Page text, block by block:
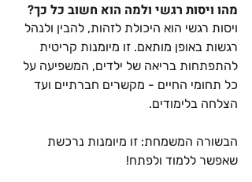
מהו ויסות רגשי ולמה הוא חשוב כל כך?
ויסות רגשי הוא היכולת לזהות, להבין ולנהל
רגשות באופן מותאם. זו מיומנות קריטית
להתפתחות בריאה של ילדים, המשפיעה על
כל תחומי החיים - מקשרים חברתיים ועד
הצלחה בלימודים.
הבשורה המשמחת: זו מיומנות נרכשת
שאפשר ללמוד ולפתח!